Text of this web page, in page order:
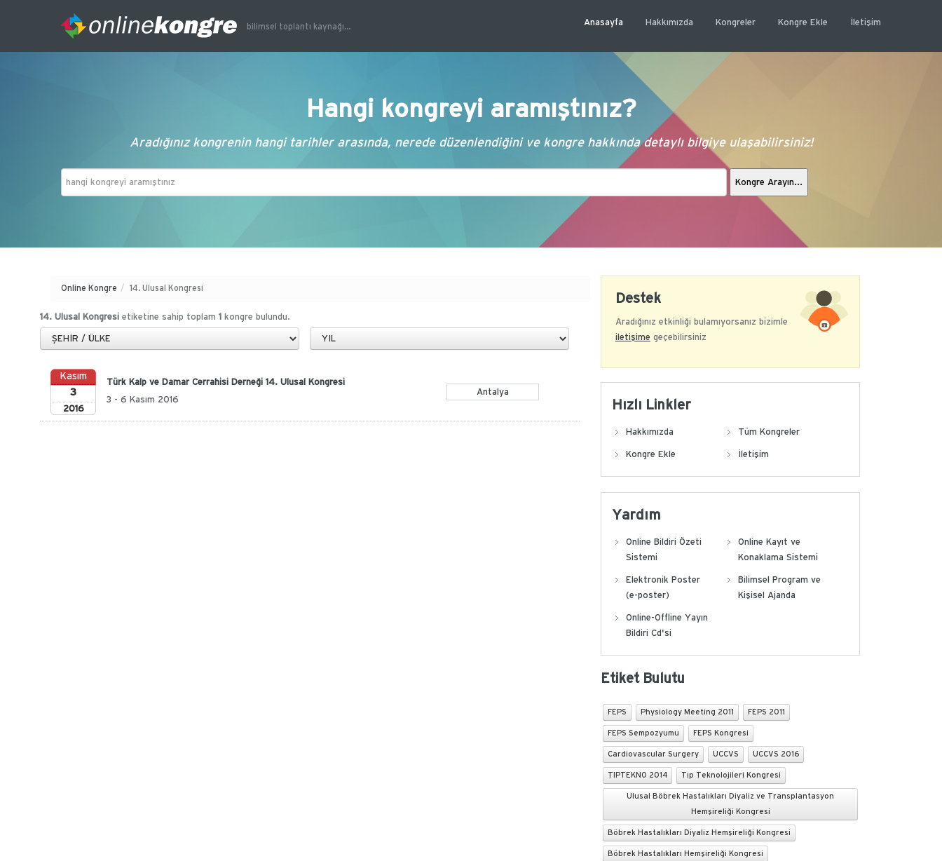
bilimsel toplantı kaynağı...
Anasayfa Hakkımızda Kongreler Kongre Ekle İletişim
Hangi kongreyi aramıştınız?
Aradığınız kongrenin hangi tarihler arasında, nerede düzenlendiğini ve kongre hakkında detaylı bilgiye ulaşabilirsiniz!
Online Kongre / 14. Ulusal Kongresi
14. Ulusal Kongresi etiketine sahip toplam 1 kongre bulundu.
Kasım
3
2016
Türk Kalp ve Damar Cerrahisi Derneği 14. Ulusal Kongresi
3 - 6 Kasım 2016
Antalya
Destek
Aradığınız etkinliği bulamıyorsanız bizimle
iletişime geçebilirsiniz
Hızlı Linkler
Hakkımızda Tüm Kongreler
Kongre Ekle İletişim
Yardım
Online Bildiri Özeti
Sistemi
Online Kayıt ve
Konaklama Sistemi
Elektronik Poster
(e-poster)
Bilimsel Program ve
Kişisel Ajanda
Online-Offline Yayın
Bildiri Cd'si
Etiket Bulutu
FEPS Physiology Meeting 2011 FEPS 2011
FEPS Sempozyumu FEPS Kongresi
Cardiovascular Surgery UCCVS UCCVS 2016
TIPTEKNO 2014 Tıp Teknolojileri Kongresi
Ulusal Böbrek Hastalıkları Diyaliz ve Transplantasyon
Hemşireliği Kongresi
Böbrek Hastalıkları Diyaliz Hemşireliği Kongresi
Böbrek Hastalıkları Hemşireliği Kongresi